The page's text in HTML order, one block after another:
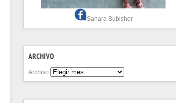
Sahara Bubisher
ARCHIVO
Archivo